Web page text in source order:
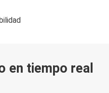
en tiempo real